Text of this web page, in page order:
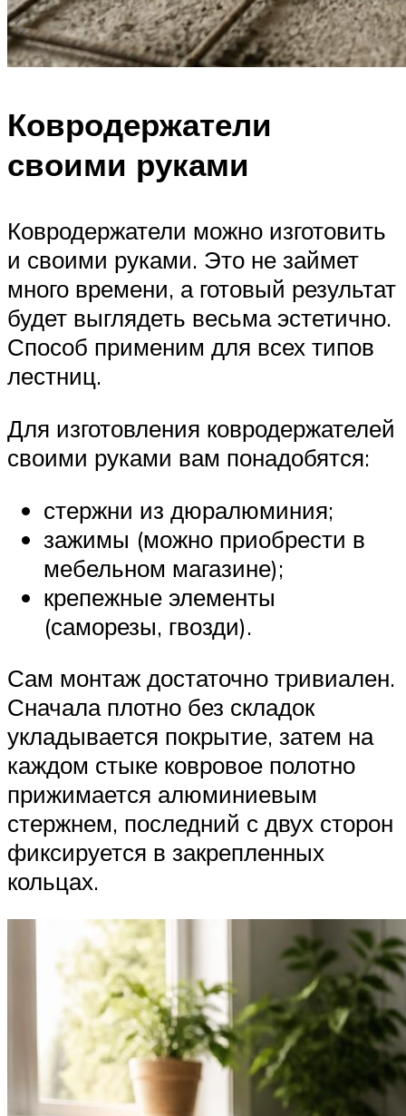
Ковродержатели
своими руками
Ковродержатели можно изготовить
и своими руками. Это не займет
много времени, а готовый результат
будет выглядеть весьма эстетично.
Способ применим для всех типов
лестниц.
Для изготовления ковродержателей
своими руками вам понадобятся:
стержни из дюралюминия;
зажимы (можно приобрести в
мебельном магазине);
крепежные элементы
(саморезы, гвозди).
Сам монтаж достаточно тривиален.
Сначала плотно без складок
укладывается покрытие, затем на
каждом стыке ковровое полотно
прижимается алюминиевым
стержнем, последний с двух сторон
фиксируется в закрепленных
кольцах.